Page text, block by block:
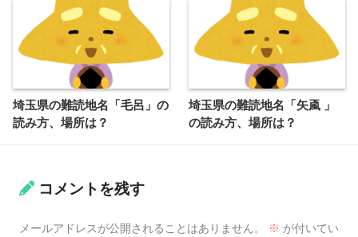
埼玉県の難読地名「毛呂」の
読み方、場所は？
埼玉県の難読地名「矢颪 」
の読み方、場所は？
コメントを残す
メールアドレスが公開されることはありません。 ※ が付いてい